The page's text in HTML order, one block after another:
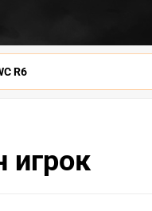
R6
игрок